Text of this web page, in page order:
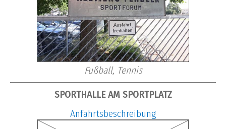
Fußball, Tennis
SPORTHALLE AM SPORTPLATZ
Anfahrtsbeschreibung